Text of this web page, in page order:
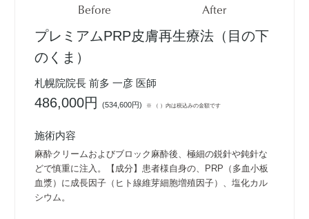
Before After
プレミアムPRP皮膚再生療法（目の下
のくま）
札幌院院長 前多 一彦 医師
486,000円(534,600円) ※ （ ）内は税込みの金額です
施術内容
麻酔クリームおよびブロック麻酔後、極細の鋭針や鈍針な
どで慎重に注入。【成分】患者様自身の、PRP（多血小板
血漿）に成長因子（ヒト線維芽細胞増殖因子）、塩化カル
シウム。